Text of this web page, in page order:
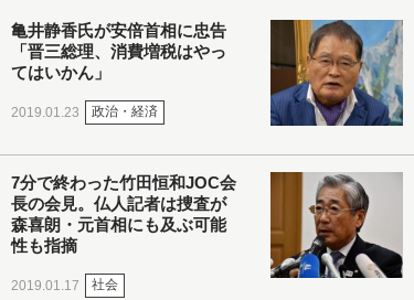
亀井静香氏が安倍首相に忠告
「晋三総理、消費増税はやっ
てはいかん」
2019.01.23 政治・経済
7分で終わった竹田恒和JOC会
長の会見。仏人記者は捜査が
森喜朗・元首相にも及ぶ可能
性も指摘
2019.01.17 社会